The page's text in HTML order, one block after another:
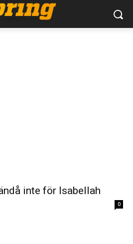
inte för Isabellah
0